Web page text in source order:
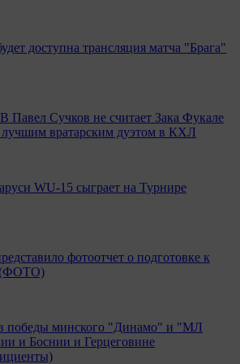
доступна трансляция матча "Брага"
Сучков не считает Зака Фукале
вратарским дуэтом в КХЛ
WU-15 сыграет на Турнире
фотоотчет о подготовке к
(ФОТО)
в победы минского "Динамо" и "МЛ
и Боснии и Герцеговине